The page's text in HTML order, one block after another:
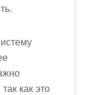
как это